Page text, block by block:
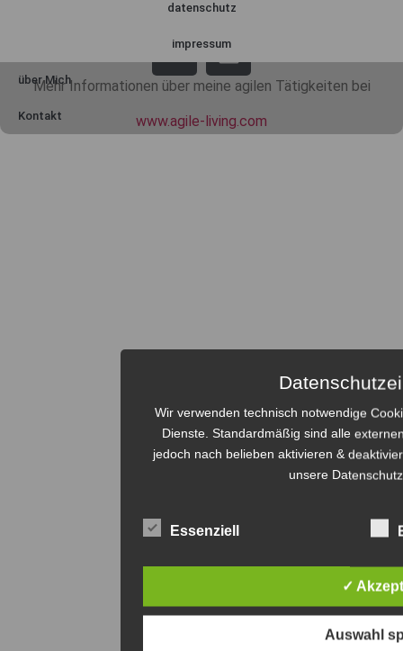
über Mich
Kontakt
datenschutz
impressum
MADE BY BETTINA RUGGERI
Mehr Informationen über meine agilen Tätigkeiten bei
www.agile-living.com
Wir verwenden technisch notwendige
Dienste. Standardmäßig sind alle
jedoch nach belieben aktivieren &
unsere
Essenziell
✓
Auswahl